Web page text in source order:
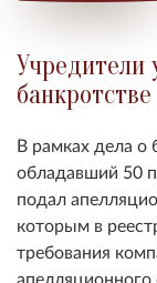
Учредители
банкротстве
В рамках дела о
обладавший 50
подал
которым в
требования
апелляционного